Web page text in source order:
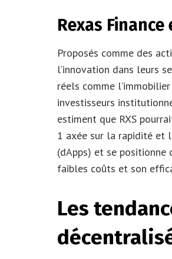
Rexas
Proposés comme des
l’innovation dans leurs
réels comme
investisseurs
estiment que RXS
1 axée sur la rapidité et
(dApps) et se positionne
faibles coûts et son
Les